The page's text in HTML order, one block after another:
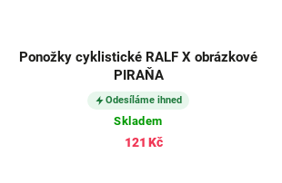
Ponožky cyklistické RALF X obrázkové
PIRAŇA
Odesíláme ihned
Skladem
121 Kč